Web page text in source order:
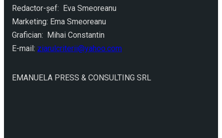
Redactor-şef: Eva Smeoreanu
Marketing: Ema Smeoreanu
Grafician: Mihai Constantin
E-mail: ziarulcriterii@yahoo.com
EMANUELA PRESS & CONSULTING SRL